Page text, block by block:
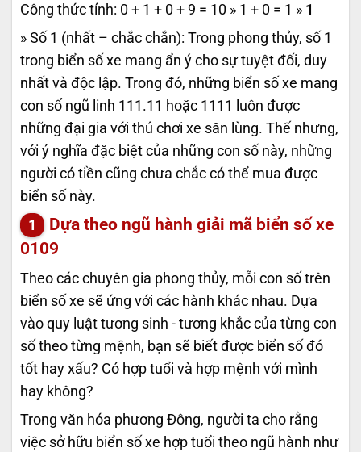
Công thức tính: 0 + 1 + 0 + 9 = 10 » 1 + 0 = 1 » 1
» Số 1 (nhất – chắc chắn): Trong phong thủy, số 1
trong biển số xe mang ẩn ý cho sự tuyệt đối, duy
nhất và độc lập. Trong đó, những biển số xe mang
con số ngũ linh 111.11 hoặc 1111 luôn được
những đại gia với thú chơi xe săn lùng. Thế nhưng,
với ý nghĩa đặc biệt của những con số này, những
người có tiền cũng chưa chắc có thể mua được
biển số này.
Dựa theo ngũ hành giải mã biển số xe
0109
Theo các chuyên gia phong thủy, mỗi con số trên
biển số xe sẽ ứng với các hành khác nhau. Dựa
vào quy luật tương sinh - tương khắc của từng con
số theo từng mệnh, bạn sẽ biết được biển số đó
tốt hay xấu? Có hợp tuổi và hợp mệnh với mình
hay không?
Trong văn hóa phương Đông, người ta cho rằng
việc sở hữu biển số xe hợp tuổi theo ngũ hành như